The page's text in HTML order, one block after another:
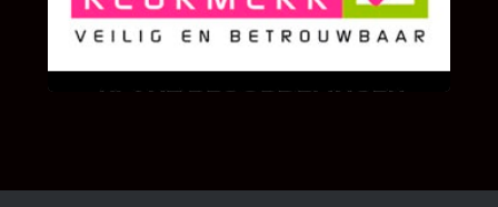
We zijn er zeer op gesteld om te weten wat u
als klant van ons en onze diensten vindt.